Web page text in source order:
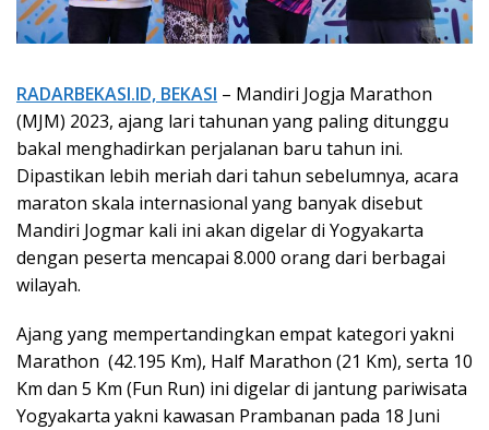
RADARBEKASI.ID, BEKASI – Mandiri Jogja Marathon
(MJM) 2023, ajang lari tahunan yang paling ditunggu
bakal menghadirkan perjalanan baru tahun ini.
Dipastikan lebih meriah dari tahun sebelumnya, acara
maraton skala internasional yang banyak disebut
Mandiri Jogmar kali ini akan digelar di Yogyakarta
dengan peserta mencapai 8.000 orang dari berbagai
wilayah.
Ajang yang mempertandingkan empat kategori yakni
Marathon (42.195 Km), Half Marathon (21 Km), serta 10
Km dan 5 Km (Fun Run) ini digelar di jantung pariwisata
Yogyakarta yakni kawasan Prambanan pada 18 Juni